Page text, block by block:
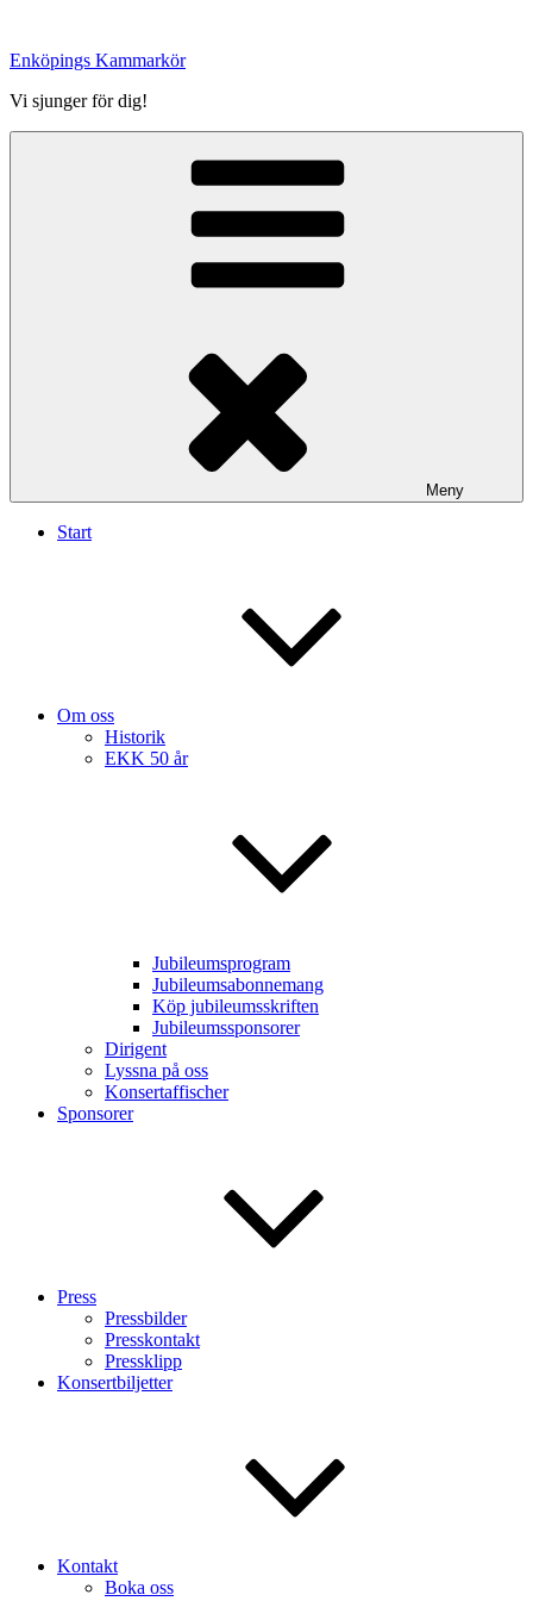
innehåll
Enköpings Kammarkör
Vi sjunger för dig!
Meny
Start
Om oss
Historik
EKK 50 år
Jubileumsprogram
Jubileumsabonnemang
Köp jubileumsskriften
Jubileumssponsorer
Dirigent
Lyssna på oss
Konsertaffischer
Sponsorer
Press
Pressbilder
Presskontakt
Pressklipp
Konsertbiljetter
Kontakt
Boka oss